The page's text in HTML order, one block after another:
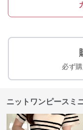
必ず
ニットワンピースミ